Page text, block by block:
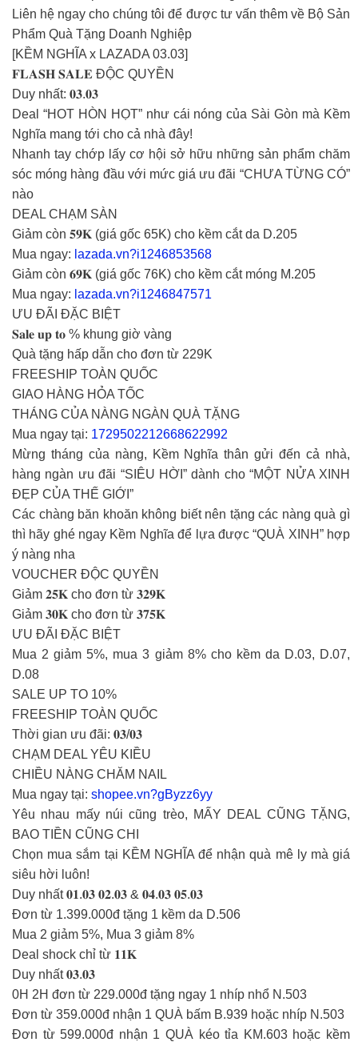
Liên hệ ngay cho chúng tôi để được tư vấn thêm về Bộ Sản
Phẩm Quà Tặng Doanh Nghiệp
[KỀM NGHĨA x LAZADA 03.03]
𝐅𝐋𝐀𝐒𝐇 𝐒𝐀𝐋𝐄 ĐỘC QUYỀN
Duy nhất: 𝟎𝟑.𝟎𝟑
Deal “HOT HÒN HỌT” như cái nóng của Sài Gòn mà Kềm
Nghĩa mang tới cho cả nhà đây!
Nhanh tay chớp lấy cơ hội sở hữu những sản phẩm chăm
sóc móng hàng đầu với mức giá ưu đãi “CHƯA TỪNG CÓ”
nào
DEAL CHẠM SÀN
Giảm còn 𝟓𝟗𝐊 (giá gốc 65K) cho kềm cắt da D.205
Mua ngay: lazada.vn?i1246853568
Giảm còn 𝟔𝟗𝐊 (giá gốc 76K) cho kềm cắt móng M.205
Mua ngay: lazada.vn?i1246847571
ƯU ĐÃI ĐẶC BIỆT
𝐒𝐚𝐥𝐞 𝐮𝐩 𝐭𝐨 % khung giờ vàng
Quà tặng hấp dẫn cho đơn từ 229K
FREESHIP TOÀN QUỐC
GIAO HÀNG HỎA TỐC
THÁNG CỦA NÀNG NGÀN QUÀ TẶNG
Mua ngay tại: 1729502212668622992
Mừng tháng của nàng, Kềm Nghĩa thân gửi đến cả nhà,
hàng ngàn ưu đãi “SIÊU HỜI” dành cho “MỘT NỬA XINH
ĐẸP CỦA THẾ GIỚI”
Các chàng băn khoăn không biết nên tặng các nàng quà gì
thì hãy ghé ngay Kềm Nghĩa để lựa được “QUÀ XINH” hợp
ý nàng nha
VOUCHER ĐỘC QUYỀN
Giảm 𝟐𝟓𝐊 cho đơn từ 𝟑𝟐𝟗𝐊
Giảm 𝟑𝟎𝐊 cho đơn từ 𝟑𝟕𝟓𝐊
ƯU ĐÃI ĐẶC BIỆT
Mua 2 giảm 5%, mua 3 giảm 8% cho kềm da D.03, D.07,
D.08
SALE UP TO 10%
FREESHIP TOÀN QUỐC
Thời gian ưu đãi: 𝟎𝟑/𝟎𝟑
CHẠM DEAL YÊU KIỀU
CHIỀU NÀNG CHĂM NAIL
Mua ngay tại: shopee.vn?gByzz6yy
Yêu nhau mấy núi cũng trèo, MẤY DEAL CŨNG TẶNG,
BAO TIỀN CŨNG CHI
Chọn mua sắm tại KỀM NGHĨA để nhận quà mê ly mà giá
siêu hời luôn!
Duy nhất 𝟎𝟏.𝟎𝟑 𝟎𝟐.𝟎𝟑 & 𝟎𝟒.𝟎𝟑 𝟎𝟓.𝟎𝟑
Đơn từ 1.399.000đ tặng 1 kềm da D.506
Mua 2 giảm 5%, Mua 3 giảm 8%
Deal shock chỉ từ 𝟏𝟏𝐊
Duy nhất 𝟎𝟑.𝟎𝟑
0H 2H đơn từ 229.000đ tặng ngay 1 nhíp nhổ N.503
Đơn từ 359.000đ nhận 1 QUÀ bấm B.939 hoặc nhíp N.503
Đơn từ 599.000đ nhận 1 QUÀ kéo tỉa KM.603 hoặc kềm